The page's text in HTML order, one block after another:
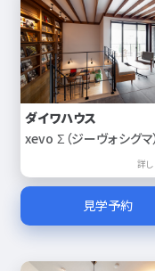
ダイワハウス
xevo Σ（ジーヴォシグマ）
詳
見学予約